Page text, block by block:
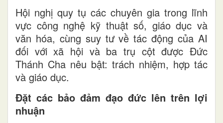
Hội nghị quy tụ các chuyên gia trong lĩnh
vực công nghệ kỹ thuật số, giáo dục và
văn hóa, cùng suy tư về tác động của AI
đối với xã hội và ba trụ cột được Đức
Thánh Cha nêu bật: trách nhiệm, hợp tác
và giáo dục.
Đặt các bảo đảm đạo đức lên trên lợi
nhuận